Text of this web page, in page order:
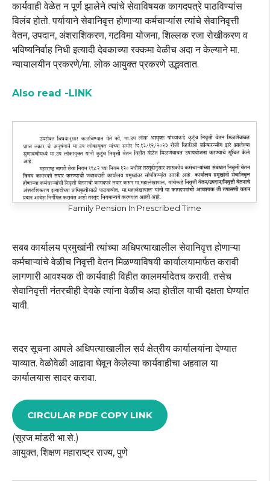
कार्यवाही वेळेत न पूर्ण झालेने त्यांचे सेवाविषयक कागदपत्रे पाठविण्यांस
विलंब होतो. पर्यायाने सेवानिवृत्त होणाऱ्या कर्मचाऱ्यांस त्यांचे सेवानिवृत्ती
वेतन, उपदान, अंशराशिकरण, गटविमा योजना, शिल्लक रजा रोखीकरण व
भविष्यनिर्वाह निधी इत्यादी देवकाच्या रक्कमा वेळीच अदा न केल्याने मा.
न्यायालयीन प्रकरणे/मा. लोक आयुक्त प्रकरणे उद्भवतात.
Also read -LINK
Family Pension In Prescribed Time
सबब कार्यालय प्रमुखांनी त्यांच्या अधिपत्याखालील सेवानिवृत्त होणाऱ्या
कर्मचाऱ्यांचे वेळीच निवृत्ती वेतन मिळण्याविषयी कार्यालयामार्फत करावी
लागणारी आवश्यक ती कार्यवाही विहीत कालमर्यादेतच करावी. तसेच
सेवानिवृत्ती नंतरचीही देयके त्यांना वेळीच अदा होतील याची दक्षता घेण्यांत
यावी.
सदर सूचना आपले अधिपत्याखालील सर्व क्षेत्रीय कार्यालयांना देण्यात
याव्यात. वेळोवेळी आढावा घेवून केलेल्या कार्यवाहीचा अहवाल या
कार्यालयास सादर करावा.
CIRCULAR PDF COPY LINK
(सूरज मांडरी भा.से.)
आयुक्त, शिक्षण महाराष्ट्र राज्य, पुणे